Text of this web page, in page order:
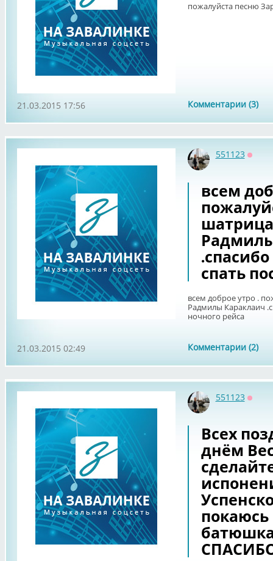
пожалуйста песню
Комментарии (3)
21.03.2015 17:56
551123
всем
спать
всем доброе утро .
Радмилы Караклаич
ночного рейса
Комментарии (2)
21.03.2015 02:49
551123
Всех
днём